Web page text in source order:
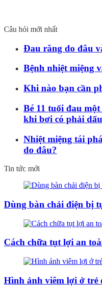
Câu hỏi mới nhất
Đau răng do đâu
Bệnh nhiệt miệng
Khi nào bạn cần
Bé 11 tuổi đau
khi bơi có phải
Nhiệt miệng tái
do đâu?
Tin tức mới
Dùng bàn chải điện bị
Cách chữa tụt lợi an
Hình ảnh viêm lợi ở trẻ